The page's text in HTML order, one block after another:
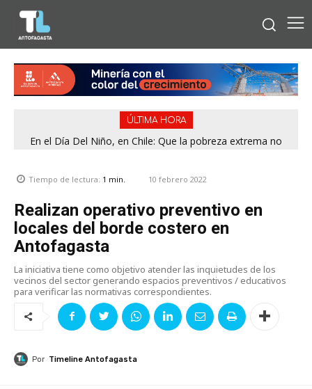
ÚLTIMA HORA
En el Día Del Niño, en Chile: Que la pobreza extrema no
Tiempo de lectura: 1 min. 10 febrero 2022
Realizan operativo preventivo en
locales del borde costero en
Antofagasta
La iniciativa tiene como objetivo atender las inquietudes de los
vecinos del sector generando espacios preventivos / educativos
para verificar las normativas correspondientes.
Por Timeline Antofagasta